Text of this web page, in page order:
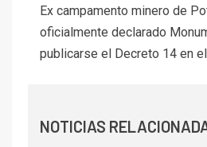
Ex campamento minero de
oficialmente declarado
publicarse el Decreto 14 en
NOTICIAS
Codelco
camión
de San
Producción
2026 cae